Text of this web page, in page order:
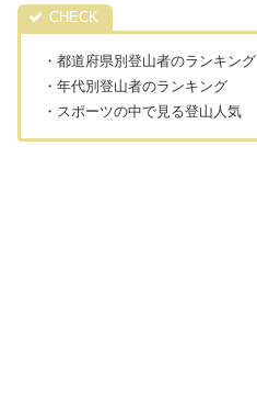
・都道府県別登山者のランキング
・年代別登山者のランキング
・スポーツの中で見る登山人気